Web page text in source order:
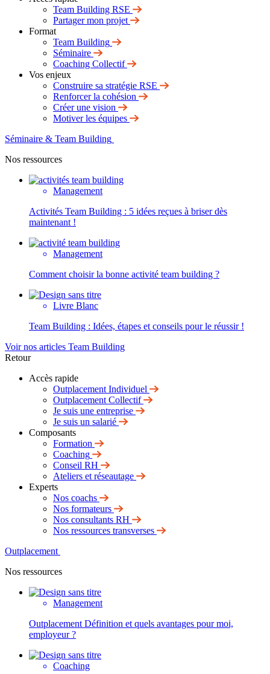
Team Building RSE
Partager mon projet
Format
Team Building
Séminaire
Coaching Collectif
Vos enjeux
Construire sa stratégie RSE
Renforcer la cohésion
Créer une vision
Motiver les équipes
Séminaire & Team Building
Nos ressources
Management
Activités Team Building : 5 idées reçues à briser dès
maintenant !
Management
Comment choisir la bonne activité team building ?
Livre Blanc
Team Building : Idées, étapes et conseils pour le réussir !
Voir nos articles Team Building
Retour
Accès rapide
Outplacement Individuel
Outplacement Collectif
Je suis une entreprise
Je suis un salarié
Composants
Formation
Coaching
Conseil RH
Ateliers et réseautage
Experts
Nos coachs
Nos formateurs
Nos consultants RH
Nos ressources transverses
Outplacement
Nos ressources
Management
Outplacement Définition et quels avantages pour moi,
employeur ?
Coaching